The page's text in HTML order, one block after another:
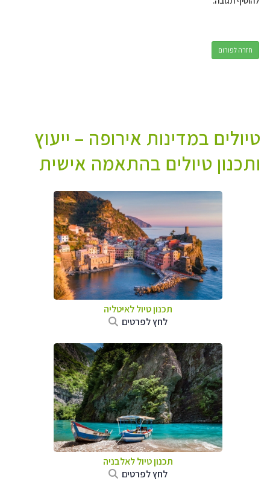
חזרה לפורום
טיולים במדינות אירופה – ייעוץ
ותכנון טיולים בהתאמה אישית
תכנון טיול לאיטליה
לחץ לפרטים
תכנון טיול לאלבניה
לחץ לפרטים